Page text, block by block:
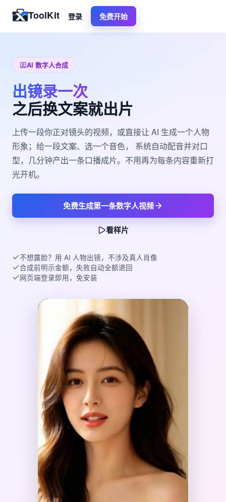
ToolKit 登录 免费开始
AI 数字人合成
出镜录一次
之后换文案就出片
上传一段你正对镜头的视频，或直接让 AI 生成一个人物
形象；给一段文案、选一个音色， 系统自动配音并对口
型，几分钟产出一条口播成片。不用再为每条内容重新打
光开机。
免费生成第一条数字人视频
看样片
不想露脸？用 AI 人物出镜，不涉及真人肖像
合成前明示金额，失败自动全额退回
网页端登录即用，免安装